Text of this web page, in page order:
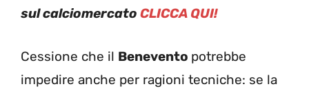
sul calciomercato CLICCA QUI!
Cessione che il Benevento potrebbe
impedire anche per ragioni tecniche: se la